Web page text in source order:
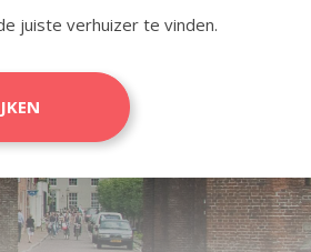
juiste verhuizer te vinden.